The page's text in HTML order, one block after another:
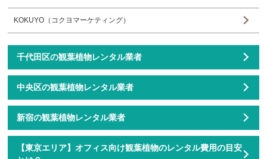
KOKUYO（コクヨマーケティング）
千代田区の観葉植物レンタル業者
中央区の観葉植物レンタル業者
新宿の観葉植物レンタル業者
【東京エリア】オフィス向け観葉植物のレンタル費用の目安